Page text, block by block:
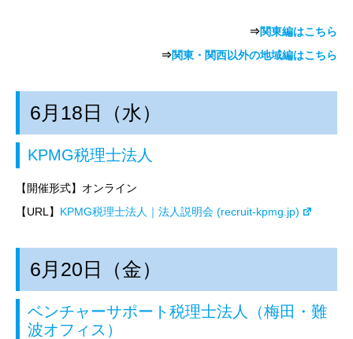
⇒関東編はこちら
⇒関東・関西以外の地域編はこちら
6月18日（水）
KPMG税理士法人
【開催形式】オンライン
【URL】 KPMG税理士法人｜法人説明会 (recruit-kpmg.jp)
6月20日（金）
ベンチャーサポート税理士法人（梅田・難
波オフィス）